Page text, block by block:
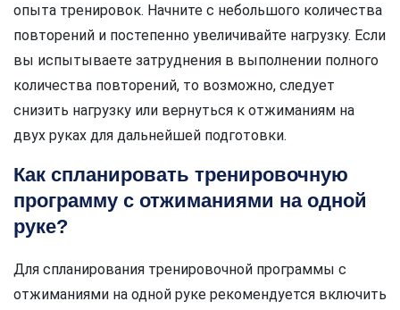
опыта тренировок. Начните с небольшого количества
повторений и постепенно увеличивайте нагрузку. Если
вы испытываете затруднения в выполнении полного
количества повторений, то возможно, следует
снизить нагрузку или вернуться к отжиманиям на
двух руках для дальнейшей подготовки.
Как спланировать тренировочную
программу с отжиманиями на одной
руке?
Для спланирования тренировочной программы с
отжиманиями на одной руке рекомендуется включить